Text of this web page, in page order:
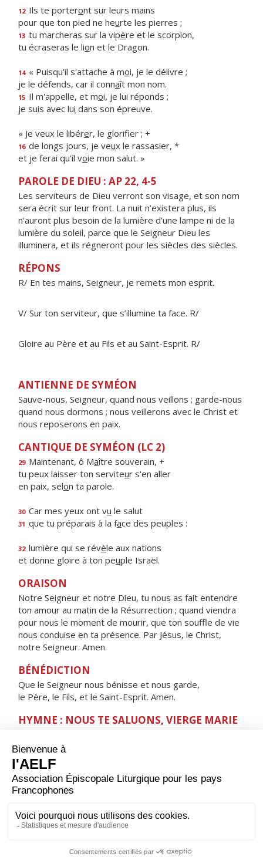
12 Ils te porteront sur leurs mains
pour que ton pied ne heurte les pierres ;
13 tu marcheras sur la vipère et le scorpion,
tu écraseras le lion et le Dragon.
14 « Puisqu'il s'attache à moi, je le délivre ;
je le défends, car il connaît mon nom.
15 Il m'appelle, et moi, je lui réponds ;
je suis avec lui dans son épreuve.
« Je veux le libérer, le glorifier ; +
16 de longs jours, je veux le rassasier, *
et je ferai qu'il voie mon salut. »
PAROLE DE DIEU : AP 22, 4-5
Les serviteurs de Dieu verront son visage, et son nom
sera écrit sur leur front. La nuit n’existera plus, ils
n’auront plus besoin de la lumière d’une lampe ni de la
lumière du soleil, parce que le Seigneur Dieu les
illuminera, et ils régneront pour les siècles des siècles.
RÉPONS
R/ En tes mains, Seigneur, je remets mon esprit.
V/ Sur ton serviteur, que s’illumine ta face. R/
Gloire au Père et au Fils et au Saint-Esprit. R/
ANTIENNE DE SYMÉON
Sauve-nous, Seigneur, quand nous veillons ; garde-nous
quand nous dormons ; nous veillerons avec le Christ et
nous reposerons en paix.
CANTIQUE DE SYMÉON (LC 2)
29 Maintenant, ô Maître souverain, +
tu peux laisser ton serviteur s'en aller
en paix, selon ta parole.
30 Car mes yeux ont vu le salut
31 que tu préparais à la face des peuples :
32 lumière qui se révèle aux nations
et donne gloire à ton peuple Israël.
ORAISON
Notre Seigneur et notre Dieu, tu nous as fait entendre
ton amour au matin de la Résurrection ; quand viendra
pour nous le moment de mourir, que ton souffle de vie
nous conduise en ta présence. Par Jésus, le Christ,
notre Seigneur. Amen.
BÉNÉDICTION
Que le Seigneur nous bénisse et nous garde,
le Père, le Fils, et le Saint-Esprit. Amen.
HYMNE : NOUS TE SALUONS, VIERGE MARIE
servante du Seigneur.
Ta foi nous a donné
l'Enfant de la promesse,
la source de la vie.
Ève nouvelle,
Jésus Christ, notre frère,